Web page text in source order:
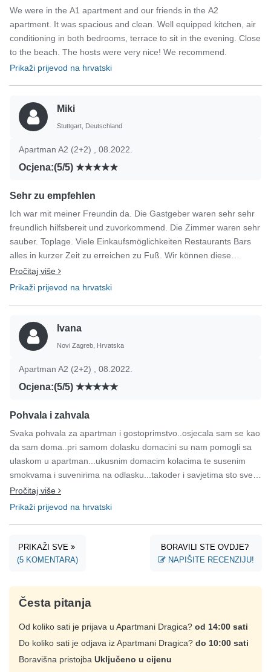
We were in the A1 apartment and our friends in the A2
apartment. It was spacious and clean. Well equipped kitchen, air
conditioning in both bedrooms, terrace to sit in the evening. Close
to the beach. The hosts were very nice! We recommend.
Prikaži prijevod na hrvatski
Miki
Stuttgart, Deutschland
Apartman A2 (2+2) , 08.2022.
Ocjena:(5/5)
Sehr zu empfehlen
Ich war mit meiner Freundin da. Die Gastgeber waren sehr sehr
freundlich hilfsbereit und zuvorkommend. Die Zimmer waren sehr
sauber. Toplage. Viele Einkaufsmöglichkeiten Restaurants Bars
alles in kurzer Zeit zu erreichen zu Fuß. Wir können diese
Unterkunft nur weiter empfehlen und wir werden wieder kommen.
Pročitaj više
Prikaži prijevod na hrvatski
Ivana
Novi Zagreb, Hrvatska
Apartman A2 (2+2) , 08.2022.
Ocjena:(5/5)
Pohvala i zahvala
Svaka pohvala za apartman i gostoprimstvo..osjecala sam se kao
da sam doma..pri samom dolasku domacini su nam pomogli sa
ulaskom u apartman...ukusnim domacim kolacima te susenim
smokvama i suvenirima na odlasku...takoder i savjetima sto sve
trebamo posjetiti..2 tj je bilo premalo a za ostanak duze apartman
je vec bio zauzet. Hvala velika od srca..vidimo se opet ❤
Pročitaj više
Prikaži prijevod na hrvatski
PRIKAŽI SVE
(5 KOMENTARA)
BORAVILI STE OVDJE?
NAPIŠITE RECENZIJU!
Česta pitanja
Od koliko sati je prijava u Apartmani Dragica? od 14:00 sati
Do koliko sati je odjava iz Apartmani Dragica? do 10:00 sati
Boravišna pristojba Uključeno u cijenu